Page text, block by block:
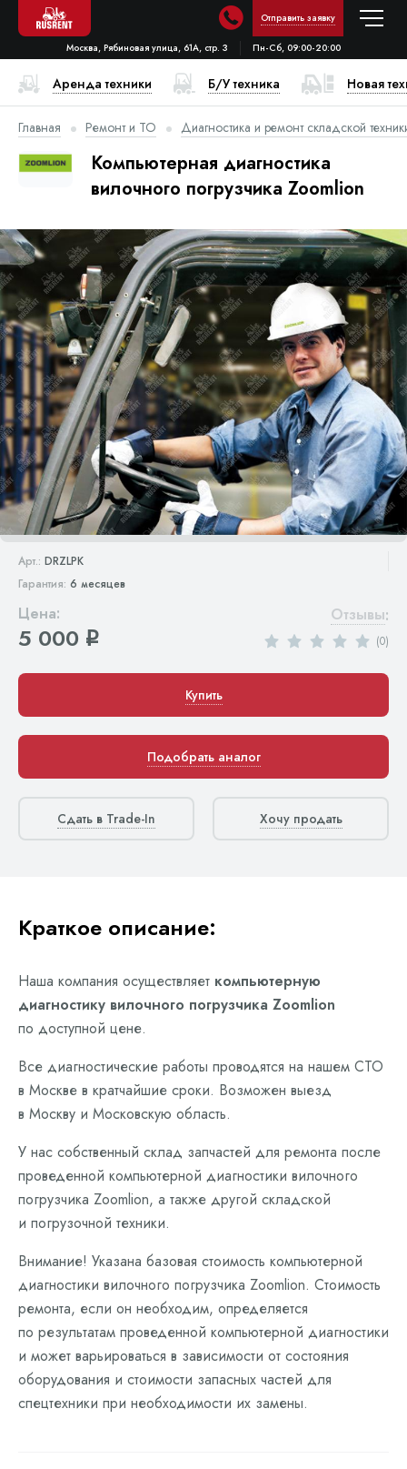
Отправить заявку
Москва, Рябиновая улица, 61А, стр. 3 Пн-Сб, 09:00-20:00
Аренда техники Б/У техника Новая
Главная Ремонт и ТО Диагностика и ремонт складской
Компьютерная диагностика
вилочного погрузчика Zoomlion
Арт.: DRZLPK
Гарантия: 6 месяцев
Цена:
5 000 q
Отзывы:
(0)
Купить
Подобрать аналог
Сдать в Trade-In Хочу продать
Краткое описание:
Наша компания осуществляет компьютерную
диагностику вилочного погрузчика Zoomlion
по доступной цене.
Все диагностические работы проводятся на нашем СТО
в Москве в кратчайшие сроки. Возможен выезд
в Москву и Московскую область.
У нас собственный склад запчастей для ремонта после
проведенной компьютерной диагностики вилочного
погрузчика Zoomlion, а также другой складской
и погрузочной техники.
Внимание! Указана базовая стоимость компьютерной
диагностики вилочного погрузчика Zoomlion. Стоимость
ремонта, если он необходим, определяется
по результатам проведенной компьютерной диагностики
и может варьироваться в зависимости от состояния
оборудования и стоимости запасных частей для
спецтехники при необходимости их замены.